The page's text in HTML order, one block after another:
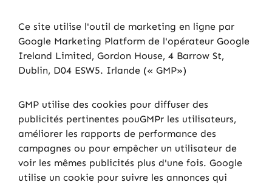
Ce site utilise l'outil de marketing en ligne par
Google Marketing Platform de l'opérateur Google
Ireland Limited, Gordon House, 4 Barrow St,
Dublin, D04 ESW5. Irlande (« GMP»)
GMP utilise des cookies pour diffuser des
publicités pertinentes pouGMPr les utilisateurs,
améliorer les rapports de performance des
campagnes ou pour empêcher un utilisateur de
voir les mêmes publicités plus d'une fois. Google
utilise un cookie pour suivre les annonces qui